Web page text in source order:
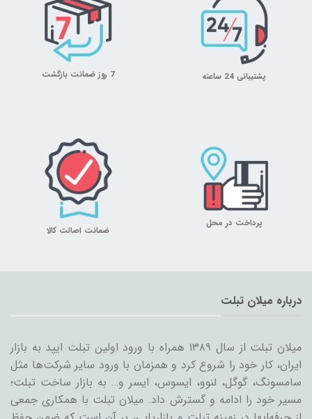
پشتیبانی 24 ساعته 7 روز ضمانت بازگشت
پرداخت در محل
ضمانت اصالت کالا
درباره میلان تبلت
میلان تبلت از سال ۱۳۸۹ همراه با ورود اولین تبلت ایپد به بازار
ایران، کار خود را شروع کرد و همزمان با ورود سایر شرکت‌ها مثل
سامسونگ، گوگل، لنوو، ایسوس، ایسر و… به بازار ساخت تبلت؛
مسیر خود را ادامه و گسترش داد. میلان تبلت با همکاری جمعی